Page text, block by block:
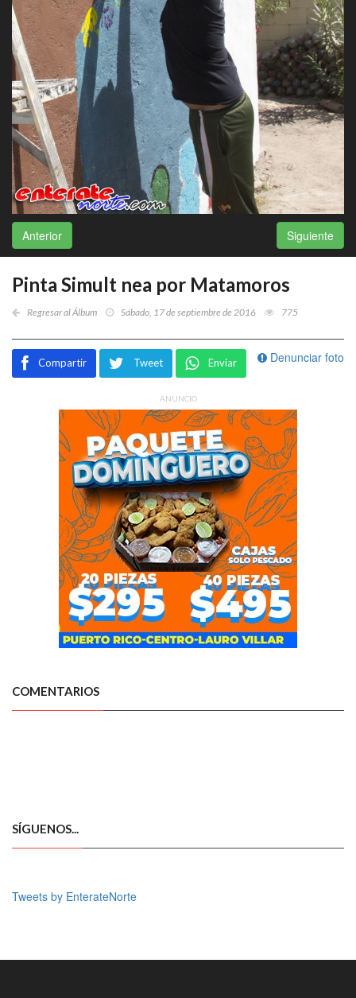
Anterior Siguiente
Pinta Simult nea por Matamoros
Regresar al Álbum Sábado, 17 de septiembre de 2016 775
Denunciar foto
Compartir Tweet Enviar
ANUNCIO
COMENTARIOS
SÍGUENOS...
Tweets by EnterateNorte